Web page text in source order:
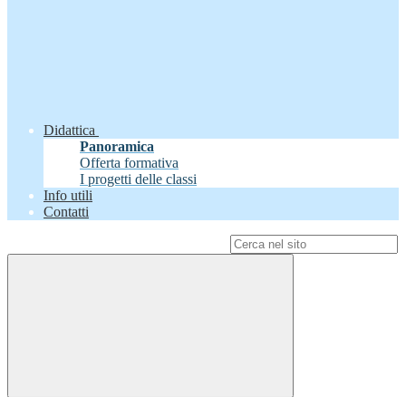
Didattica
Panoramica
Offerta formativa
I progetti delle classi
Info utili
Contatti